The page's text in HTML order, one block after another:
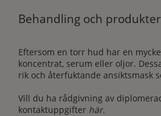
Behandling och
Eftersom en torr hud har en
koncentrat, serum eller oljor.
rik och återfuktande ansiktsmask
Vill du ha rådgivning av
kontaktuppgifter här.